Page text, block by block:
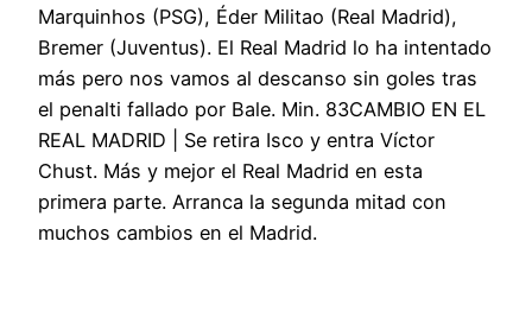
Marquinhos (PSG), Éder Militao (Real Madrid),
Bremer (Juventus). El Real Madrid lo ha intentado
más pero nos vamos al descanso sin goles tras
el penalti fallado por Bale. Min. 83CAMBIO EN EL
REAL MADRID | Se retira Isco y entra Víctor
Chust. Más y mejor el Real Madrid en esta
primera parte. Arranca la segunda mitad con
muchos cambios en el Madrid.